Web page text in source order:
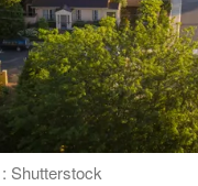
Shutterstock